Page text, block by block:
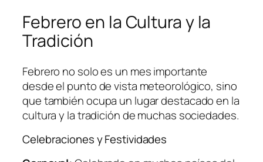
Febrero en la Cultura y la
Tradición
Febrero no solo es un mes importante
desde el punto de vista meteorológico, sino
que también ocupa un lugar destacado en la
cultura y la tradición de muchas sociedades.
Celebraciones y Festividades